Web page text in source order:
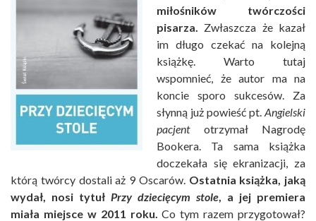
miłośników twórczości
pisarza. Zwłaszcza że kazał
im długo czekać na kolejną
książkę. Warto tutaj
wspomnieć, że autor ma na
koncie sporo sukcesów. Za
słynną już powieść pt. Angielski
pacjent otrzymał Nagrodę
Bookera. Ta sama książka
doczekała się ekranizacji, za
którą twórcy dostali aż 9 Oscarów. Ostatnia książka, jaką
wydał, nosi tytuł Przy dziecięcym stole, a jej premiera
miała miejsce w 2011 roku. Co tym razem przygotował?